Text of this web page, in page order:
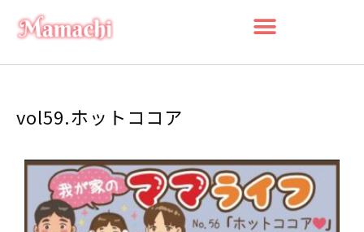
最近の投稿
vol59.ホットココア